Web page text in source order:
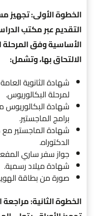
الخطوة الأولى: تجهيز
التقديم عبر مكتب
الأساسية وفق المرحلة
الالتحاق بها، وتشمل:
شهادة الثانوية
لمرحلة البكالوريوس.
شهادة البكالوريوس
برامج الماجستير.
شهادة الماجستير مع
الدكتوراه.
جواز سفر ساري
شهادة ميلاد رسمية.
صورة من بطاقة
الخطوة الثانية: